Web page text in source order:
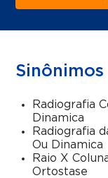
Sinônimos
Radiografia
Dinamica
Radiografia
Ou Dinamica
Raio X
Ortostase